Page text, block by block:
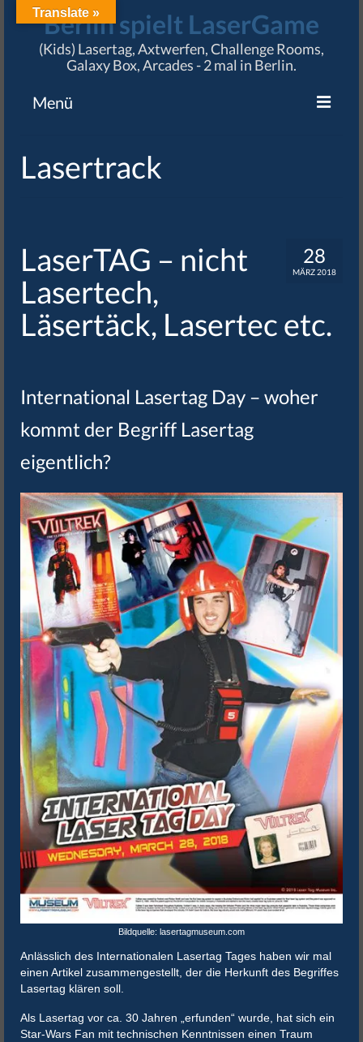
Berlin spielt LaserGame
(Kids) Lasertag, Axtwerfen, Challenge Rooms,
Galaxy Box, Arcades - 2 mal in Berlin.
Menü
Preise & Termine
Impressum / AGB
Lasertrack
28
MÄRZ 2018
LaserTAG – nicht
Lasertech,
Läsertäck, Lasertec etc.
International Lasertag Day – woher
kommt der Begriff Lasertag
eigentlich?
Bildquelle: lasertagmuseum.com
Anlässlich des Internationalen Lasertag Tages haben wir mal
einen Artikel zusammengestellt, der die Herkunft des Begriffes
Lasertag klären soll.
Als Lasertag vor ca. 30 Jahren „erfunden“ wurde, hat sich ein
Star-Wars Fan mit technischen Kenntnissen einen Traum
Translate »